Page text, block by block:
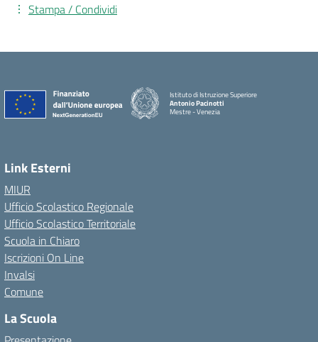
Stampa / Condividi
Istituto di Istruzione Superiore
Antonio Pacinotti
Mestre - Venezia
Link Esterni
MIUR
Ufficio Scolastico Regionale
Ufficio Scolastico Territoriale
Scuola in Chiaro
Iscrizioni On Line
Invalsi
Comune
La Scuola